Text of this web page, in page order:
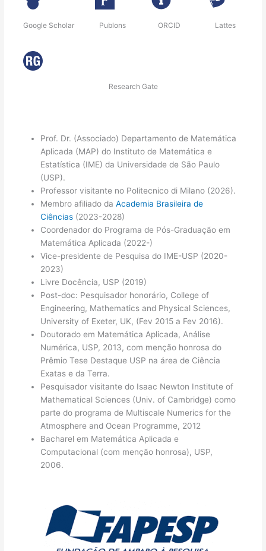
Google Scholar Publons ORCID Lattes
Research Gate
Prof. Dr. (Associado) Departamento de Matemática
Aplicada (MAP) do Instituto de Matemática e
Estatística (IME) da Universidade de São Paulo
(USP).
Professor visitante no Politecnico di Milano (2026).
Membro afiliado daAcademia Brasileira de
Ciências (2023-2028)
Coordenador do Programa de Pós-Graduação em
Matemática Aplicada (2022-)
Vice-presidente de Pesquisa do IME-USP (2020-
2023)
Livre Docência, USP (2019)
Post-doc: Pesquisador honorário, College of
Engineering, Mathematics and Physical Sciences,
University of Exeter, UK, (Fev 2015 a Fev 2016).
Doutorado em Matemática Aplicada, Análise
Numérica, USP, 2013, com menção honrosa do
Prêmio Tese Destaque USP na área de Ciência
Exatas e da Terra.
Pesquisador visitante do Isaac Newton Institute of
Mathematical Sciences (Univ. of Cambridge) como
parte do programa de Multiscale Numerics for the
Atmosphere and Ocean Programme, 2012
Bacharel em Matemática Aplicada e
Computacional (com menção honrosa), USP,
2006.